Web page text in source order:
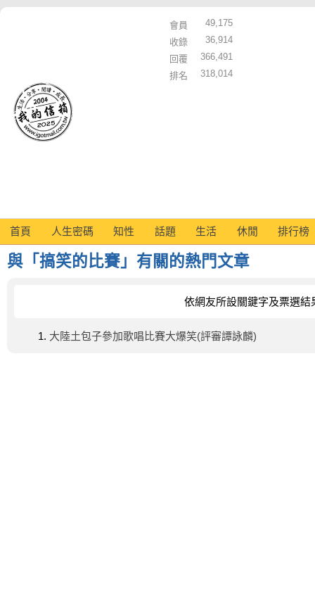
會員
49,175
收錄
36,914
回覆
366,491
排名
318,014
首頁 人生密碼 知性 話題 生活 休閒 排行榜
與「搞笑的比賽」有關的熱門文章
依網友所設關鍵字及票選結
大陸土包子參加歌唱比賽大爆笑(評審譚詠麟)